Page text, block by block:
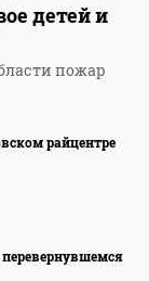
детей и
пожар
райцентре